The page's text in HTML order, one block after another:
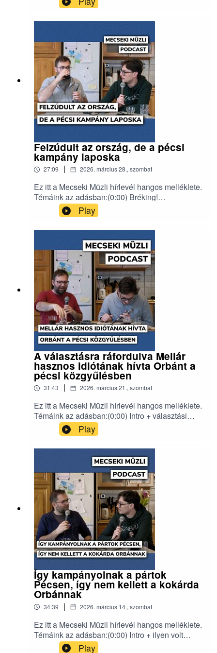
sikerült elvarrni (9:40) Bánki és Hoppál fullba
tolta a kampánykreténségét(17:05) Na, de a
Közéleti influenszerkampány a fiatalokért(29:15)
Eredményvárók Pécsen: sírás vagy vigadás?
Erről a hírlevélről beszélgettünk:
https://www.mecsekimuzli.com/235/
Felzúdult az ország, de a pécsi
kampány laposka
27:09 | 2026. március 28., szombat
Ez itt a Mecseki Müzli hírlevél hangos melléklete.
Témáink az adásban:(0:00) Bréking!
Eseménytelen kampányhét Pécsen(8:09)
Gumiszabállyal a kormányzati nyomasztás
ellen(14:30) Díj a plakátjavítónak(21:40) A
Direkt36 pécsi szálaErről a hírlevélről
beszélgettünk:
https://www.mecsekimuzli.com/233/
Play
A választásra ráfordulva Mellár
hasznos idiótának hívta Orbánt a
pécsi közgyűlésben
31:43 | 2026. március 21., szombat
Ez itt a Mecseki Müzli hírlevél hangos melléklete.
Témáink az adásban:(0:00) Intro + választási
béljóslás Pécsre(8:25) A Borsod–Baranya-
tengely (11:45) MKKP kampánybusz a
Széchenyi téren(18:40) Kiborulás a pécsi
közgyűlésben: Mellár beolvasott(25:43) Minden
voks számít, szavazzatok!Erről a hírlevélről
beszélgettünk:
https://www.mecsekimuzli.com/232/
Play
Így kampányolnak a pártok
Pécsen, így nem kellett a kokárda
Orbánnak
34:39 | 2026. március 14., szombat
Ez itt a Mecseki Müzli hírlevél hangos melléklete.
Témáink az adásban:(0:00) Intro + ilyen volt
Tisza választási gyűlése(5:29) A DK 80
Play